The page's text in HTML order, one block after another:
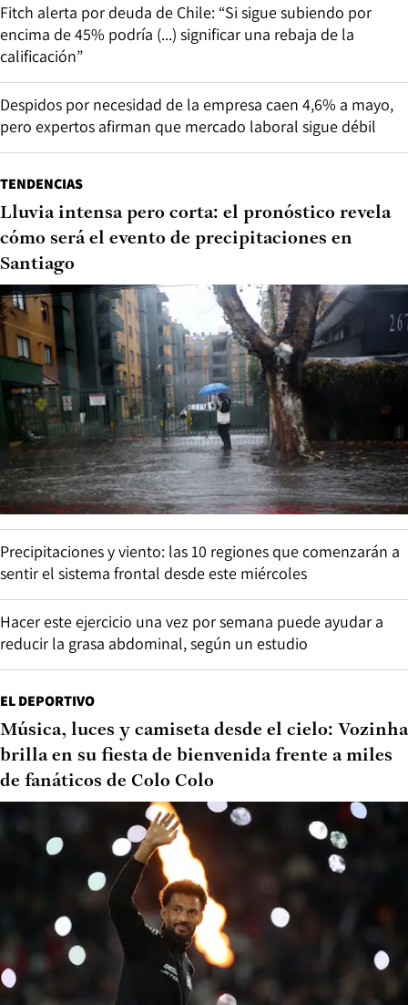
Fitch alerta por deuda de Chile: “Si sigue subiendo por
encima de 45% podría (...) significar una rebaja de la
calificación”
Despidos por necesidad de la empresa caen 4,6% a mayo,
pero expertos afirman que mercado laboral sigue débil
TENDENCIAS
Lluvia intensa pero corta: el pronóstico revela
cómo será el evento de precipitaciones en
Santiago
Precipitaciones y viento: las 10 regiones que comenzarán a
sentir el sistema frontal desde este miércoles
Hacer este ejercicio una vez por semana puede ayudar a
reducir la grasa abdominal, según un estudio
EL DEPORTIVO
Música, luces y camiseta desde el cielo: Vozinha
brilla en su fiesta de bienvenida frente a miles
de fanáticos de Colo Colo